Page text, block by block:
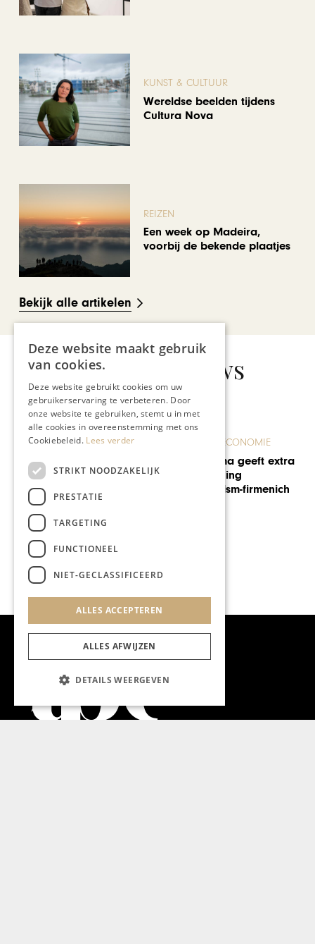
KUNST & CULTUUR
Wereldse beelden tijdens
Cultura Nova
REIZEN
Een week op Madeira,
voorbij de bekende plaatjes
Bekijk alle artikelen
Gerelateerd nieuws
ONDERNEMEN & ECONOMIE
Koningin Maxima geeft extra
glans aan opening
hoofdkantoor dsm-firmenich
Deze website maakt gebruik
van cookies.
Deze website gebruikt cookies om uw
gebruikerservaring te verbeteren. Door
onze website te gebruiken, stemt u in met
alle cookies in overeenstemming met ons
Cookiebeleid. Lees verder
STRIKT NOODZAKELIJK
PRESTATIE
TARGETING
FUNCTIONEEL
NIET-GECLASSIFICEERD
ALLES ACCEPTEREN
ALLES AFWIJZEN
DETAILS WEERGEVEN